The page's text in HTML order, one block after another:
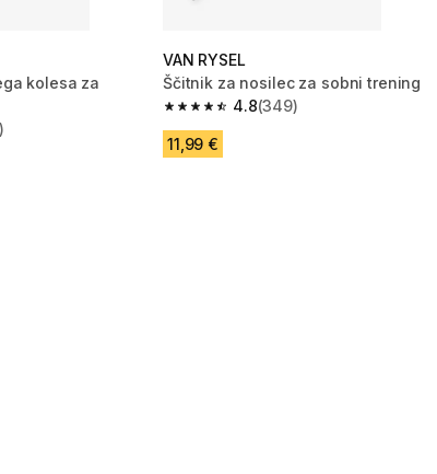
kolesa za
375 ocene
VAN RYSEL
Ščitnik za nosilec za sobni trening
4.8
4.8 od 5 zvezdic from 349 ocene
(349)
11,99 €